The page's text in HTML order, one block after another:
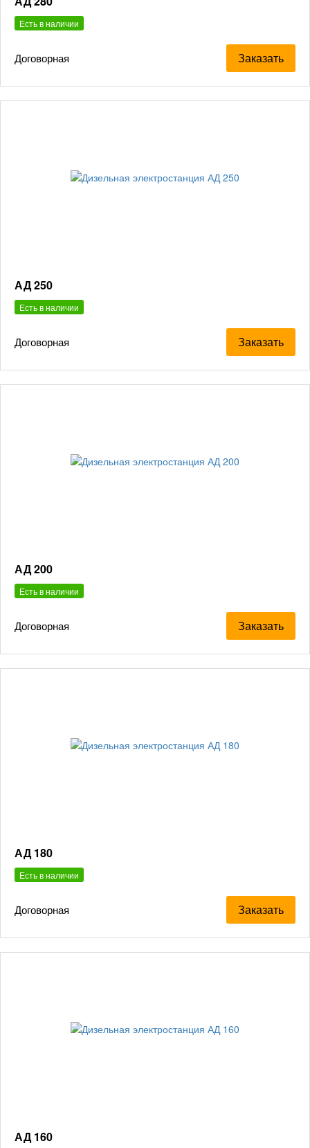
Есть в наличии
Договорная Заказать
АД 250
Есть в наличии
Договорная Заказать
АД 200
Есть в наличии
Договорная Заказать
АД 180
Есть в наличии
Договорная Заказать
АД 160